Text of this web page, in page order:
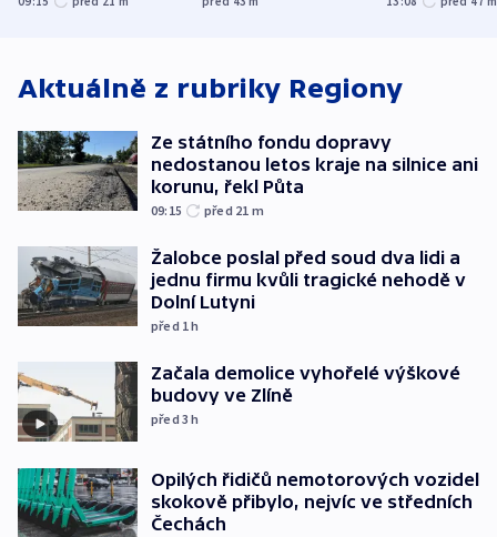
Aktuálně z rubriky Regiony
Ze státního fondu dopravy
nedostanou letos kraje na silnice ani
korunu, řekl Půta
09:15 před 21 m
Žalobce poslal před soud dva lidi a
jednu firmu kvůli tragické nehodě v
Dolní Lutyni
před 1h
Začala demolice vyhořelé výškové
budovy ve Zlíně
před 3h
Opilých řidičů nemotorových vozidel
skokově přibylo, nejvíc ve středních
Čechách